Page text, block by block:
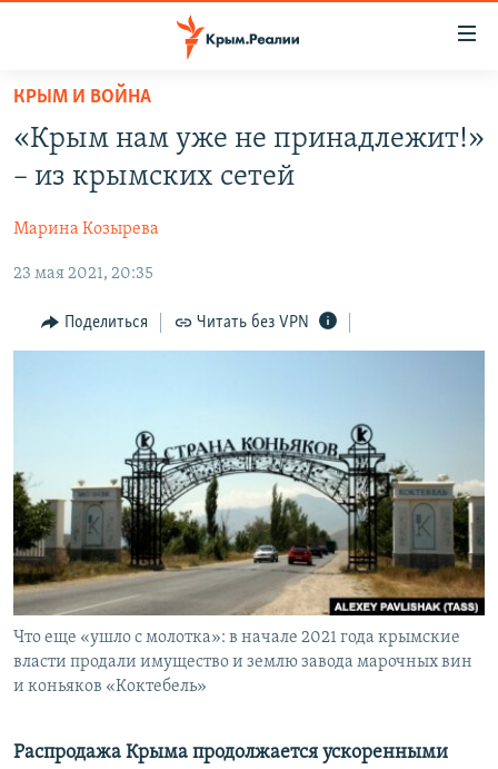
Вернуться
основному
содержанию
навигации
Вернутся
СПЕЦПРОЕКТЫ
КАРТА ВОЕННЫХ ОБЪЕКТОВ КРЫМА
11 ЛЕТ ОККУПАЦИИ КРЫМА. 11 ИСТОРИЙ СОПРОТИВЛЕНИЯ
ИСТОРИЯ
ЕЩЕ
ИНТЕРАКТИВ
СОВЕТЫ ПРАВОЗАЩИТНИКОВ
ПРОПАВШИЕ БЕЗ ВЕСТИ
ПОБЕДИТЕЛЕЙ НЕ СУДЯТ?
КРЫМ.НЕПОКОРЕННЫЙ
ELIFBE
УКРАИНСКАЯ ПРОБЛЕМА КРЫМА
РАДІО СВОБОДА
ПРИСОЕДИНЯЙТЕСЬ!
Все сайты RFE/RL
КРЫМ И ВОЙНА
«Крым нам уже не принадлежит!»
– из крымских сетей
Марина Козырева
23 мая 2021, 20:35
Поделиться Читать без VPN
Что еще «ушло с молотка»: в начале 2021 года крымские
власти продали имущество и землю завода марочных вин
и коньяков «Коктебель»
Распродажа Крыма продолжается ускоренными